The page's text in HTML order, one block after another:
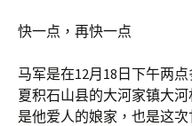
快一点，再快一点
马军是在12月18日下午两
夏积石山县的大河家镇大
是他爱人的娘家，也是这